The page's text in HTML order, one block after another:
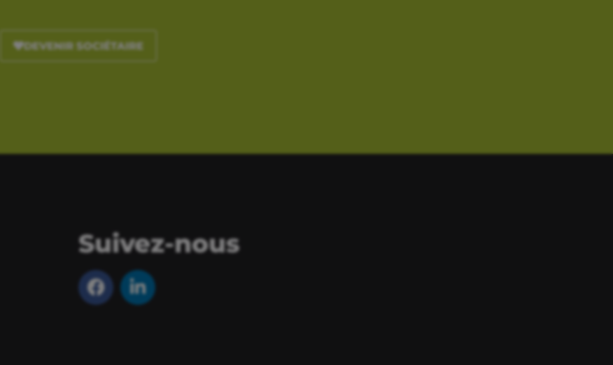
DEVENIR SOCIÉTAIRE
Suivez-nous